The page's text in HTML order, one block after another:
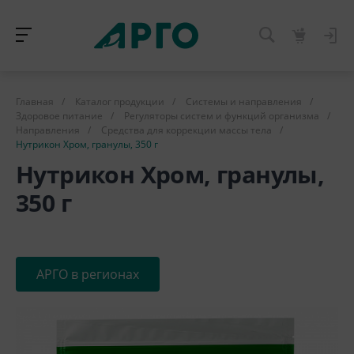
Главная / Каталог продукции / Системы и направления
/
Здоровое питание
/ Регуляторы систем и функций организма
/
Направления
/ Средства для коррекции массы тела
/
Нутрикон Хром, гранулы, 350 г
Нутрикон Хром, гранулы,
350 г
АРГО в регионах